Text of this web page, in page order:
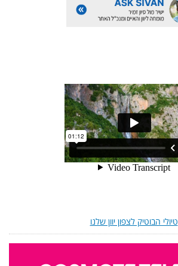
טיולי הבוטיק לצפון יוון שלנו